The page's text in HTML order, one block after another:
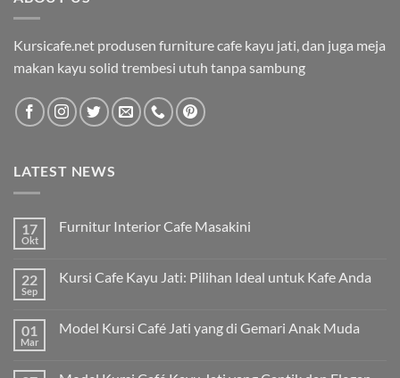
Kursicafe.net produsen furniture cafe kayu jati, dan juga meja
makan kayu solid trembesi utuh tanpa sambung
LATEST NEWS
17
Okt
Furnitur Interior Cafe Masakini
22
Sep
Kursi Cafe Kayu Jati: Pilihan Ideal untuk Kafe Anda
01
Mar
Model Kursi Café Jati yang di Gemari Anak Muda